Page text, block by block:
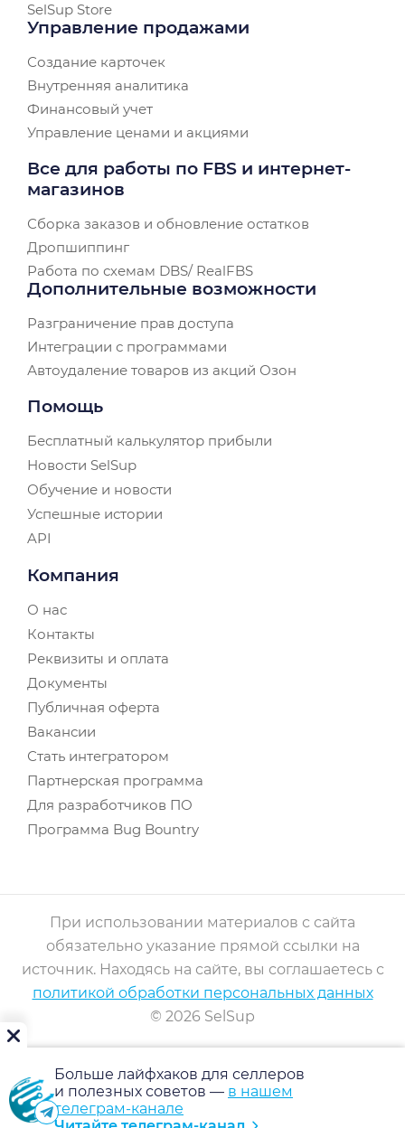
SelSup Store
Управление продажами
Создание карточек
Внутренняя аналитика
Финансовый учет
Управление ценами и акциями
Все для работы по FBS и интернет-
магазинов
Сборка заказов и обновление остатков
Дропшиппинг
Работа по схемам DBS/ RealFBS
Дополнительные возможности
Разграничение прав доступа
Интеграции с программами
Автоудаление товаров из акций Озон
Помощь
Бесплатный калькулятор прибыли
Новости SelSup
Обучение и новости
Успешные истории
API
Компания
О нас
Контакты
Реквизиты и оплата
Документы
Публичная оферта
Вакансии
Стать интегратором
Партнерская программа
Для разработчиков ПО
Программа Bug Bountry
При использовании материалов с сайта
обязательно указание прямой ссылки на
источник. Находясь на сайте, вы соглашаетесь с
политикой обработки персональных данных
© 2026 SelSup
Больше лайфхаков для селлеров
и полезных советов — в нашем
телеграм-канале